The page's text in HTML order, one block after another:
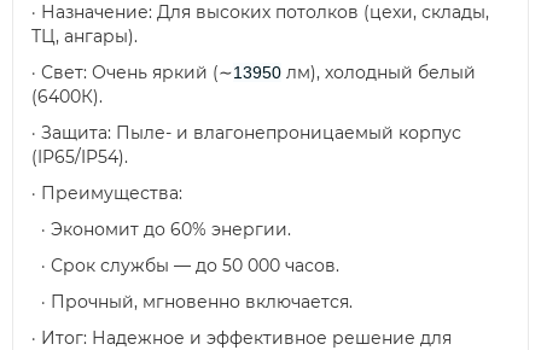
· Назначение: Для высоких потолков (цехи, склады,
ТЦ, ангары).
· Свет: Очень яркий (∼13950 лм), холодный белый
(6400К).
· Защита: Пыле- и влагонепроницаемый корпус
(IP65/IP54).
· Преимущества:
· Экономит до 60% энергии.
· Срок службы — до 50 000 часов.
· Прочный, мгновенно включается.
· Итог: Надежное и эффективное решение для